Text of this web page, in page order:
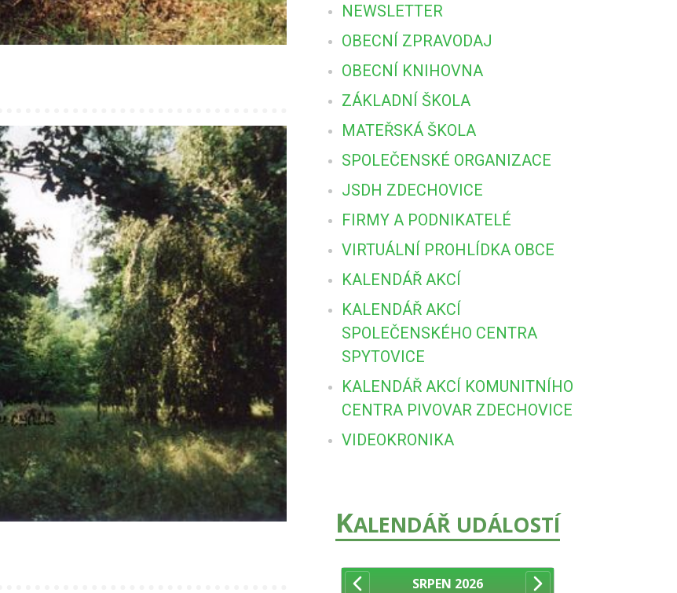
NEWSLETTER
OBECNÍ ZPRAVODAJ
OBECNÍ KNIHOVNA
ZÁKLADNÍ ŠKOLA
MATEŘSKÁ ŠKOLA
SPOLEČENSKÉ ORGANIZACE
JSDH ZDECHOVICE
FIRMY A PODNIKATELÉ
VIRTUÁLNÍ PROHLÍDKA OBCE
KALENDÁŘ AKCÍ
KALENDÁŘ AKCÍ
SPOLEČENSKÉHO CENTRA
SPYTOVICE
KALENDÁŘ AKCÍ KOMUNITNÍHO
CENTRA PIVOVAR ZDECHOVICE
VIDEOKRONIKA
KALENDÁŘ UDÁLOSTÍ
SRPEN 2026